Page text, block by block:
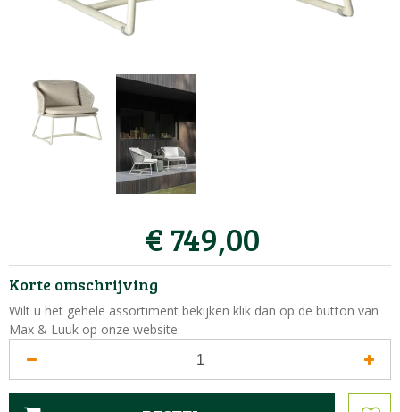
€749,00
Korte omschrijving
Wilt u het gehele assortiment bekijken klik dan op de button van
Max & Luuk op onze website.